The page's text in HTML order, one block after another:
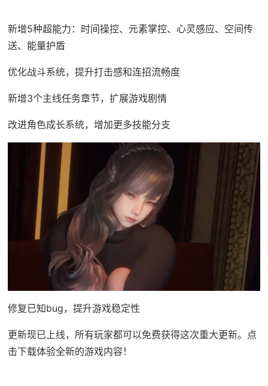
新增5种超能力：时间操控、元素掌控、心灵感应、空间传
送、能量护盾
优化战斗系统，提升打击感和连招流畅度
新增3个主线任务章节，扩展游戏剧情
改进角色成长系统，增加更多技能分支
修复已知bug，提升游戏稳定性
更新现已上线，所有玩家都可以免费获得这次重大更新。点
击下载体验全新的游戏内容！